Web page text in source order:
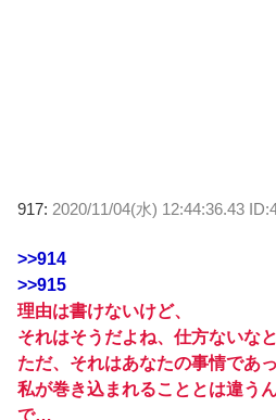
917: 2020/11/04(水) 12:44:36.43
>>914
>>915
理由は書けないけど、
それはそうだよね、仕方ないな
ただ、それはあなたの事情であ
私が巻き込まれることとは違う
で…